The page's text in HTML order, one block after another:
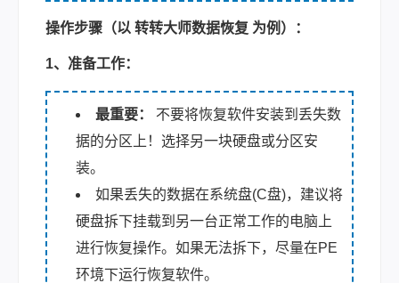
操作步骤（以 转转大师数据恢复 为例）：
1、准备工作：
最重要：
不要将恢复软件安装到丢失数
据的分区上！选择另一块硬盘或分区安
装。
如果丢失的数据在系统盘(C盘)，建议将
硬盘拆下挂载到另一台正常工作的电脑上
进行恢复操作。如果无法拆下，尽量在PE
环境下运行恢复软件。